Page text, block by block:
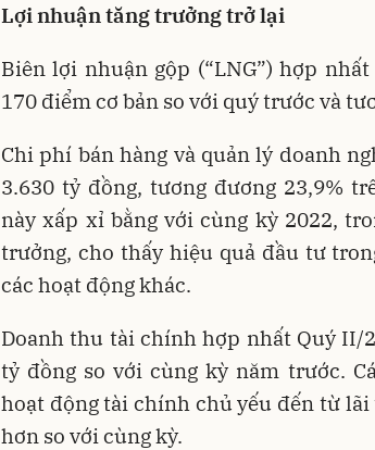
Lợi nhuận tăng trưởng trở lại
Biên lợi nhuận gộp (“LNG”) hợp
170 điểm cơ bản so với quý trước và
Chi phí bán hàng và quản lý doanh
3.630 tỷ đồng, tương đương 23,9%
này xấp xỉ bằng với cùng kỳ 2022,
trưởng, cho thấy hiệu quả đầu tư
các hoạt động khác.
Doanh thu tài chính hợp nhất Quý II/
tỷ đồng so với cùng kỳ năm trước.
hoạt động tài chính chủ yếu đến từ
hơn so với cùng kỳ.